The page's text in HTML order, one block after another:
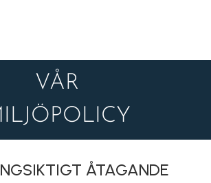
VÅR
ÅTAGANDE